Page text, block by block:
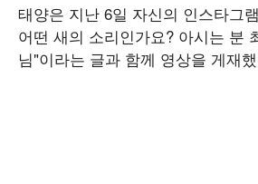
태양은 지난 6일 자신의 인스타그
어떤 새의 소리인가요? 아시는 분
님"이라는 글과 함께 영상을 게재